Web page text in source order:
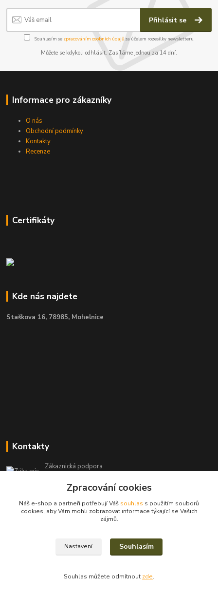
Přihlásit se
Souhlasím se zpracováním osobních údajůza účelem rozesílky newsletteru.
Můžete se kdykoli odhlásit. Zasíláme jednou za 14 dní.
Informace pro zákazníky
O nás
Obchodní podmínky
Kontakty
Recenze
Certifikáty
Kde nás najdete
Staškova 16, 78985, Mohelnice
Kontakty
Zákaznická podpora
(Po-Pá, 8-15 hod.)
filcshop@seznam.cz
2023/2025© Eva Nevrlá
Zpracování cookies
Náš e-shop a partneři potřebují Váš souhlas s použitím souborů
cookies, aby Vám mohli zobrazovat informace týkající se Vašich
zájmů.
Nastavení Souhlasím
Souhlas můžete odmítnout zde.